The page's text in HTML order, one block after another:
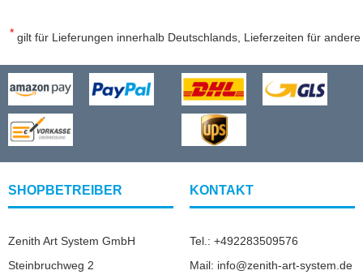
* gilt für Lieferungen innerhalb Deutschlands, Lieferzeiten für
SHOPBETREIBER
Zenith Art System GmbH
Steinbruchweg 2
KONTAKT
Tel.: +492283509576
Mail: info@zenith-art-system.de